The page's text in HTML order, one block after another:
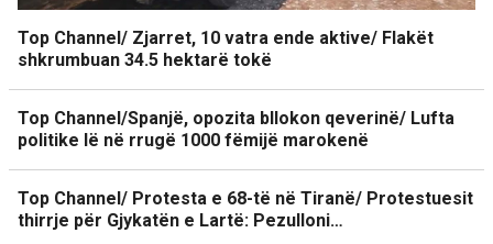
Top Channel/ Zjarret, 10 vatra ende aktive/ Flakët
shkrumbuan 34.5 hektarë tokë
Top Channel/Spanjë, opozita bllokon qeverinë/ Lufta
politike lë në rrugë 1000 fëmijë marokenë
Top Channel/ Protesta e 68-të në Tiranë/ Protestuesit
thirrje për Gjykatën e Lartë: Pezulloni…